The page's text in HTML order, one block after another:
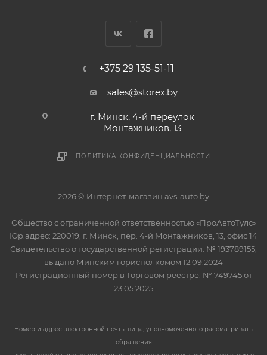
+375 29 135-51-11
sales@storex.by
г. Минск, 4-й переулок
Монтажников, 13
ПОЛИТИКА КОНФИДЕНЦИАЛЬНОСТИ
2026 © Интернет-магазин avs-auto.by
Общество с ограниченной ответственностью «ПроАвтоТулс»
Юр.адрес: 220019, г. Минск, пер. 4-й Монтажников, 13, офис 14
Свидетельство о государственной регистрации: № 193789155,
выдано Минским горисполкомом 12.09.2024
Регистрационный номер в Торговом реестре: № 749745 от
23.05.2025
Номер и адрес электронной почты лица, уполномоченного рассматривать
обращения